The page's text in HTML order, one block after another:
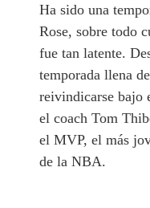
Ha sido una
Rose, sobre todo
fue tan latente.
temporada llena
reivindicarse bajo
el coach Tom
el MVP, el más
de la NBA.